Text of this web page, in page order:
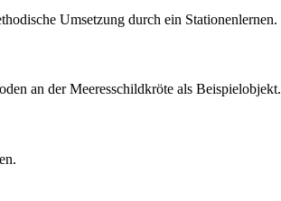
Umsetzung durch ein Stationenlernen.
an der Meeresschildkröte als Beispielobjekt.